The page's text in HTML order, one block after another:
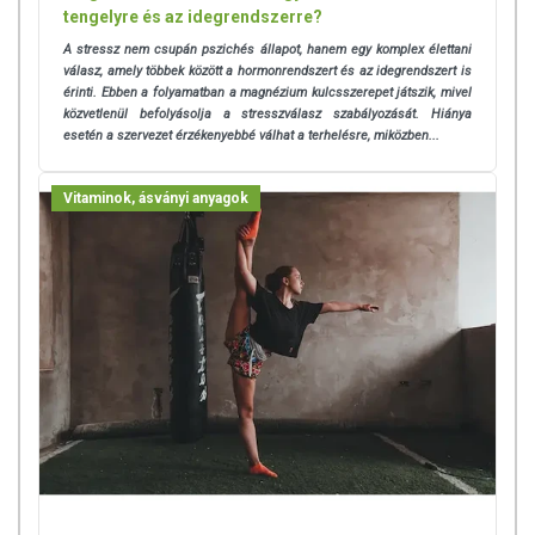
Napi ajánlott mennyiség: 2 kapszula étkezés közben
ÖSSZETÉTEL
Hatóanyagok 2 kapszulában:Magnézium (1600mg szerves
NRV%: referencia beviteli érték felnőttek számára
Magnézium-biszglicinát, hidroxi-propil-metil-cellulóz
kapszulahéj, csomósodást gátló anyag: szilícium-dioxid
TOVÁBBI TUDNIVALÓK
Tárolás:
A doboz gyermekek elől gondosan elzárva, száraz, hűvös
helyen, sugárzó hőtől és fénytől védve tartandó!
Az oldalunkon lévő adatokat folyamatosan frissítjük, törekszünk arra,
hogy naprakészek legyenek. Szeretnénk felhívni azonban a figyelmet,
hogy ennek ellenére a webshopon szereplő adatok (beleértve a
tengelyre és az idegrendszerre?
A stressz nem csupán pszichés állapot, hanem egy komplex élettani
válasz, amely többek között a hormonrendszert és az idegrendszert is
érinti. Ebben a folyamatban a magnézium kulcsszerepet játszik, mivel
közvetlenül befolyásolja a stresszválasz szabályozását. Hiánya
esetén a szervezet érzékenyebbé válhat a terhelésre, miközben...
Vitaminok, ásványi anyagok